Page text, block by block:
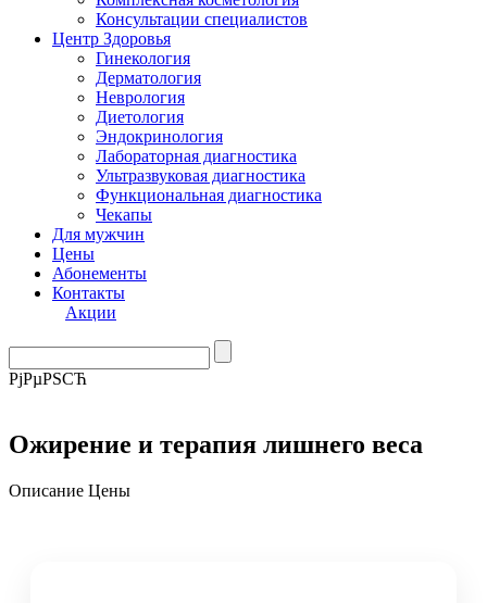
Консультации специалистов
Центр Здоровья
Гинекология
Дерматология
Неврология
Диетология
Эндокринология
Лабораторная диагностика
Ультразвуковая диагностика
Функциональная диагностика
Чекапы
Для мужчин
Цены
Абонементы
Контакты
Акции
РјРµРЅСЋ
Ожирение и терапия лишнего веса
Описание Цены